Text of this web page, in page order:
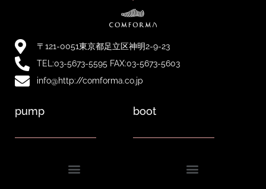
〒121-0051東京都足立区神明2-9-23
TEL:03-5673-5595 FAX:03-5673-5603
info@http://comforma.co.jp
pump boot